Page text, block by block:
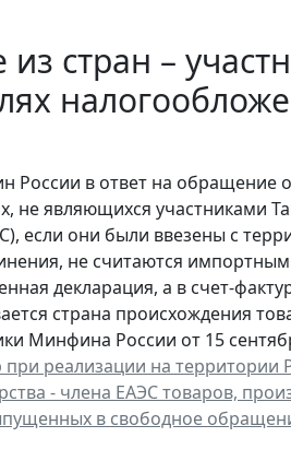
стран –
России в ответ на обращение
не являющихся участниками
если они были ввезены с
не считаются
декларация, а в счет-
страна происхождения
Минфина России от 15
при реализации на
- члена ЕАЭС товаров,
в свободное